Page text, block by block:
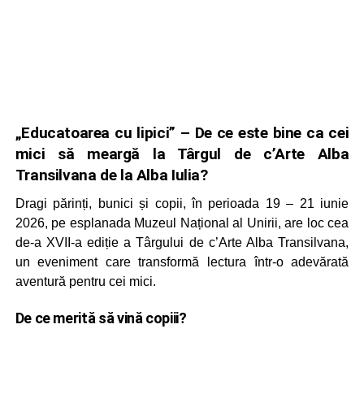
„Educatoarea cu lipici” – De ce este bine ca cei
mici să meargă la Târgul de c’Arte Alba
Transilvana de la Alba Iulia?
Dragi părinți, bunici și copii, în perioada 19 – 21 iunie
2026, pe esplanada Muzeul Național al Unirii, are loc cea
de-a XVII-a ediție a Târgului de c’Arte Alba Transilvana,
un eveniment care transformă lectura într-o adevărată
aventură pentru cei mici.
De ce merită să vină copiii?